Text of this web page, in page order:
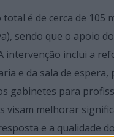
é de cerca de 105
sendo que o apoio
intervenção inclui a
e da sala de espera,
gabinetes para
visam melhorar
e a qualidade